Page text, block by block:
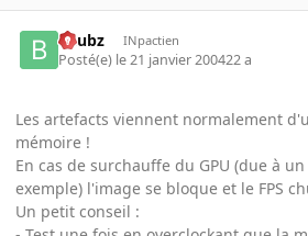
beubz INpactien
Posté(e) le 21 janvier 200422 a
Les artefacts viennent normalement
mémoire !
En cas de surchauffe du GPU (due à
exemple) l'image se bloque et le FPS
Un petit conseil :